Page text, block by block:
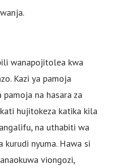
wanapojitolea kwa
Kazi ya pamoja
na hasara za
hujitokeza katika kila
na uthabiti wa
nyuma. Hawa si
viongozi,